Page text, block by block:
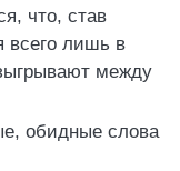
что, став
всего лишь в
между
обидные слова